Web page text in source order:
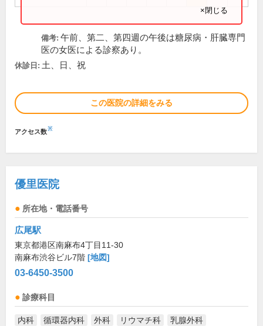
×閉じる
備考: 午前、第二、第四週の午後は糖尿病・肝臓専門
医の女医による診察あり。
休診日: 土、日、祝
この医院の詳細をみる
アクセス数※
優里医院
所在地・電話番号
広尾駅
東京都港区南麻布4丁目11-30
南麻布渋谷ビル7階 [地図]
03-6450-3500
診療科目
内科 循環器内科 外科 リウマチ科 乳腺外科